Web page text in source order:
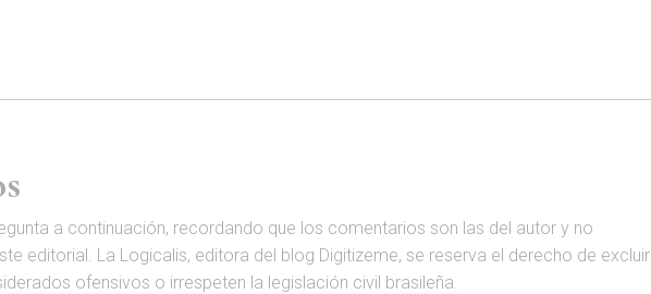
a continuación, recordando que los comentarios son las del autor y no
editorial. La Logicalis, editora del blog Digitizeme, se reserva el derecho de excluir
ofensivos o irrespeten la legislación civil brasileña.